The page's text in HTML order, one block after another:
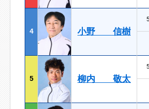
4 小野 信樹
5 柳内 敬太